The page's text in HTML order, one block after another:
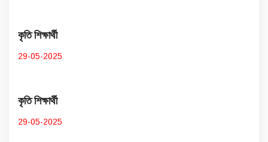
কৃতি শিক্ষার্থী
29-05-2025
কৃতি শিক্ষার্থী
29-05-2025